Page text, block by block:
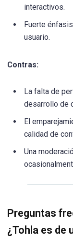
interactivos.
Fuerte
usuario.
Contras:
La falta de
desarrollo de
El
calidad de
Una
Preguntas
¿Tohla es de